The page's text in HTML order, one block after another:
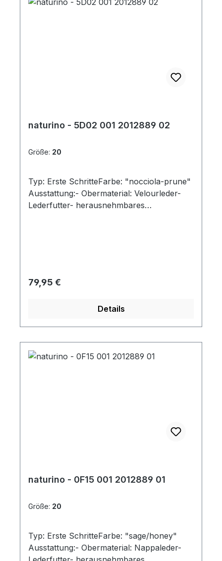
naturino - 5D02 001 2012889 02
Größe: 20
Typ: Erste SchritteFarbe: "nocciola-prune"
Ausstattung:- Obermaterial: Velourleder-
Lederfutter- herausnehmbares
Regulärer Preis:
79,95 €
Details
naturino - 0F15 001 2012889 01
Größe: 20
Typ: Erste SchritteFarbe: "sage/honey"
Ausstattung:- Obermaterial: Nappaleder-